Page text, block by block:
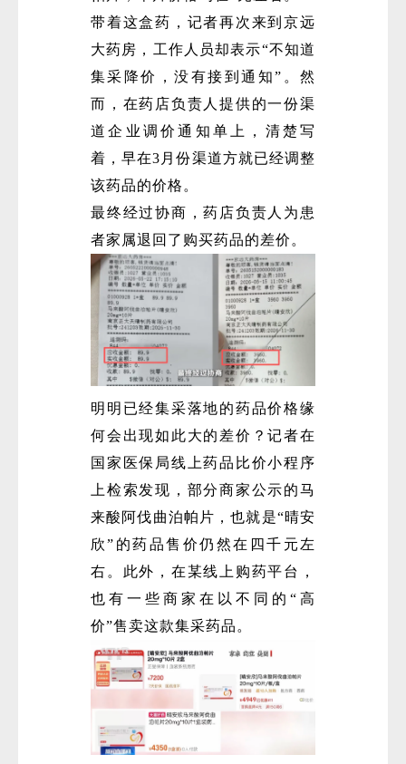
带着这盒药，记者再次来到京远
大药房，工作人员却表示“不知道
集采降价，没有接到通知”。然
而，在药店负责人提供的一份渠
道企业调价通知单上，清楚写
着，早在3月份渠道方就已经调整
该药品的价格。
最终经过协商，药店负责人为患
者家属退回了购买药品的差价。
明明已经集采落地的药品价格缘
何会出现如此大的差价？记者在
国家医保局线上药品比价小程序
上检索发现，部分商家公示的马
来酸阿伐曲泊帕片，也就是“晴安
欣”的药品售价仍然在四千元左
右。此外，在某线上购药平台，
也有一些商家在以不同的“高
价”售卖这款集采药品。